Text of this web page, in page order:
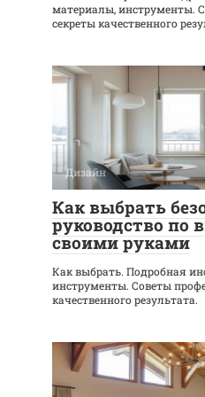
материалы, инструменты.
секреты качественного
Дизайн
Как выбрать
руководство по
своими руками
Как выбрать. Подробная
инструменты. Советы
качественного результата.